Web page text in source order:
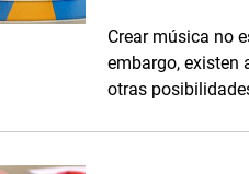
Crear música no
embargo, existen
otras